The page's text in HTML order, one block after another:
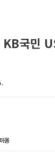
KB국민